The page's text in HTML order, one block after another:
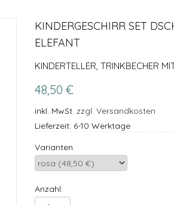
KINDERGESCHIRR SET
ELEFANT
KINDERTELLER, TRINKBECHER
48,50 €
inkl. MwSt. zzgl. Versandkosten
Lieferzeit: 6-10 Werktage
Varianten
Anzahl: